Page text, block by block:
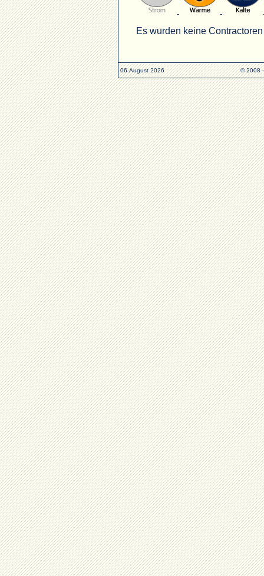
Es wurden keine
06.August 2026 © 2008